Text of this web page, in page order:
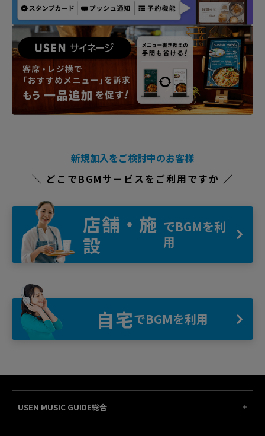
新規加入をご検討中のお客様
＼ どこでBGMサービスをご利用ですか ／
店舗・施
設
でBGMを利
用
自宅でBGMを利用
USEN MUSIC GUIDE総合